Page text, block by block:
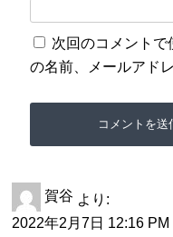
次回のコメントで
の名前、メールアド
賀谷 より:
2022年2月7日 12:16 PM